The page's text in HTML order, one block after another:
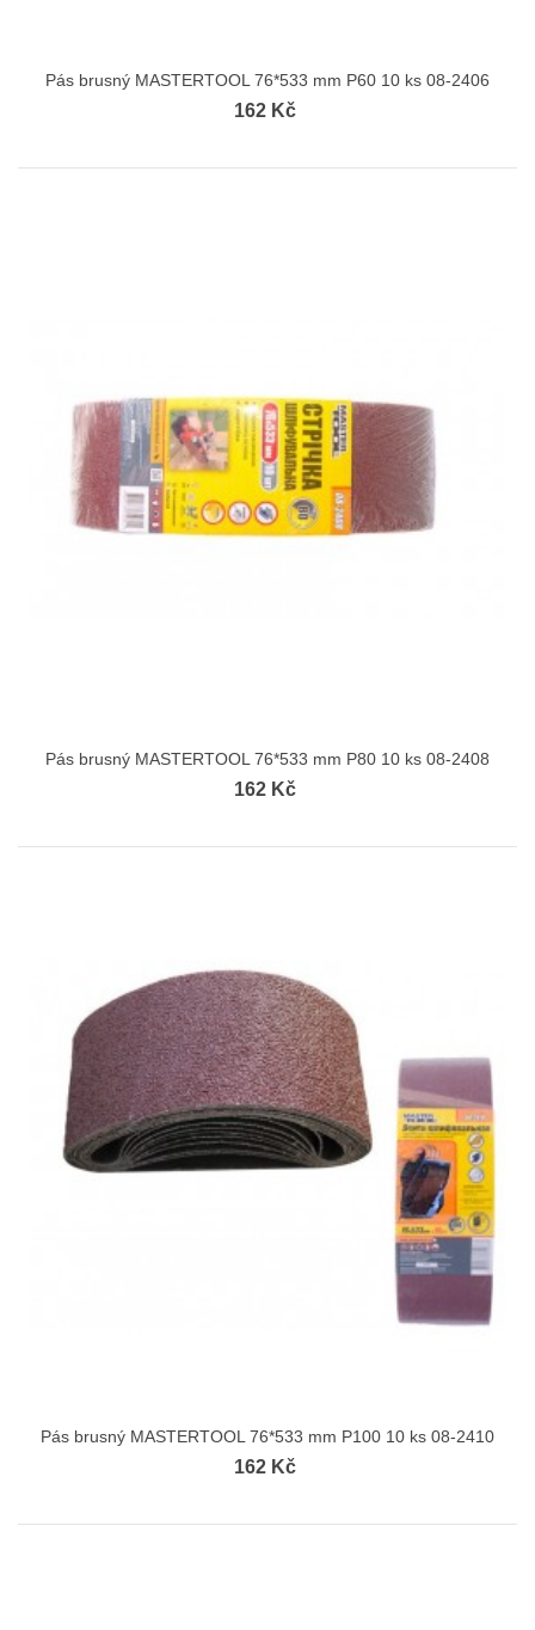
Pás brusný MASTERTOOL 76*533 mm P60 10 ks 08-2406
162 Kč
Pás brusný MASTERTOOL 76*533 mm P80 10 ks 08-2408
162 Kč
Pás brusný MASTERTOOL 76*533 mm P100 10 ks 08-2410
162 Kč